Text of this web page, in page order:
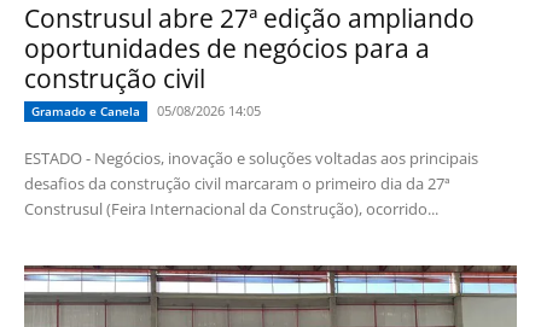
Construsul abre 27ª edição ampliando
oportunidades de negócios para a
construção civil
Gramado e Canela 05/08/2026 14:05
ESTADO - Negócios, inovação e soluções voltadas aos principais
desafios da construção civil marcaram o primeiro dia da 27ª
Construsul (Feira Internacional da Construção), ocorrido...